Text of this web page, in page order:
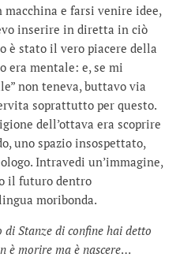
e farsi venire idee,
inserire in diretta in ciò
è stato il vero piacere della
era mentale: e, se mi
non teneva, buttavo via
soprattutto per questo.
dell’ottava era scoprire
uno spazio insospettato,
Intravedi un’immagine,
il futuro dentro
moribonda.
di Stanze di confine hai detto
è morire ma è nascere…